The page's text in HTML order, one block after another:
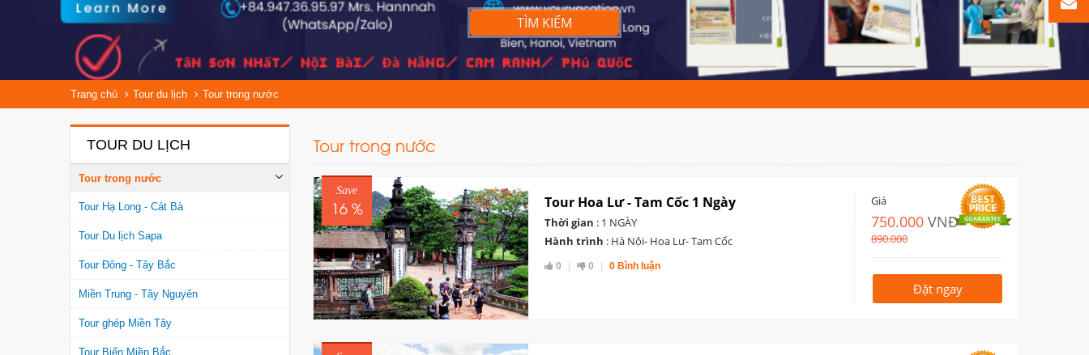
TÌM KIẾM
Trang chủ Tour du lịch Tour trong nước
TOUR DU LỊCH
Tour trong nước
Tour Hạ Long - Cát Bà
Tour Du lịch Sapa
Tour Đông - Tây Bắc
Miền Trung - Tây Nguyên
Tour ghép Miền Tây
Tour Biển Miền Bắc
Tour trong nước
Save
16 % Tour Hoa Lư - Tam Cốc 1 Ngày
Thời gian : 1 NGÀY
Hành trình : Hà Nội- Hoa Lư- Tam Cốc
0 0 0 Bình luận
Giá
750.000 VNĐ
890.000
Đặt ngay